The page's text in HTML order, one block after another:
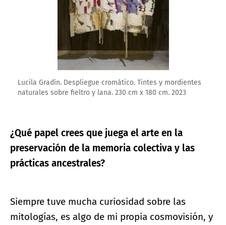
Lucila Gradín. Despliegue cromático. Tintes y mordientes
naturales sobre fieltro y lana. 230 cm x 180 cm. 2023
¿Qué papel crees que juega el arte en la
preservación de la memoria colectiva y las
prácticas ancestrales?
Siempre tuve mucha curiosidad sobre las
mitologías, es algo de mi propia cosmovisión, y